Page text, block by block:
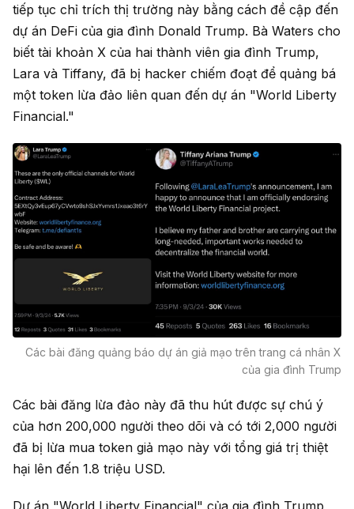
tiếp tục chỉ trích thị trường này bằng cách đề cập đến
dự án DeFi của gia đình Donald Trump. Bà Waters cho
biết tài khoản X của hai thành viên gia đình Trump,
Lara và Tiffany, đã bị hacker chiếm đoạt để quảng bá
một token lừa đảo liên quan đến dự án "World Liberty
Financial."
Các bài đăng quảng báo dự án giả mạo trên trang cá nhân X
của gia đình Trump
Các bài đăng lừa đảo này đã thu hút được sự chú ý
của hơn 200,000 người theo dõi và có tới 2,000 người
đã bị lừa mua token giả mạo này với tổng giá trị thiệt
hại lên đến 1.8 triệu USD.
Dự án "World Liberty Financial" của gia đình Trump